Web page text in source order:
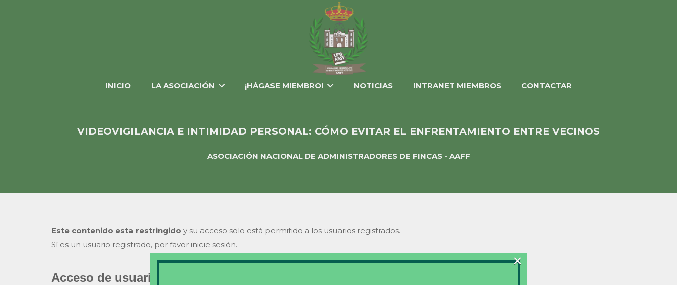
INICIO LA ASOCIACIÓN ¡HÁGASE MIEMBRO! NOTICIAS INTRANET MIEMBROS CONTACTAR
VIDEOVIGILANCIA E INTIMIDAD PERSONAL: CÓMO EVITAR EL ENFRENTAMIENTO ENTRE VECINOS
ASOCIACIÓN NACIONAL DE ADMINISTRADORES DE FINCAS - AAFF
Este contenido esta restringido y su acceso solo está permitido a los usuarios registrados.
Sí es un usuario registrado, por favor inicie sesión.
Acceso de usuarios existentes
×